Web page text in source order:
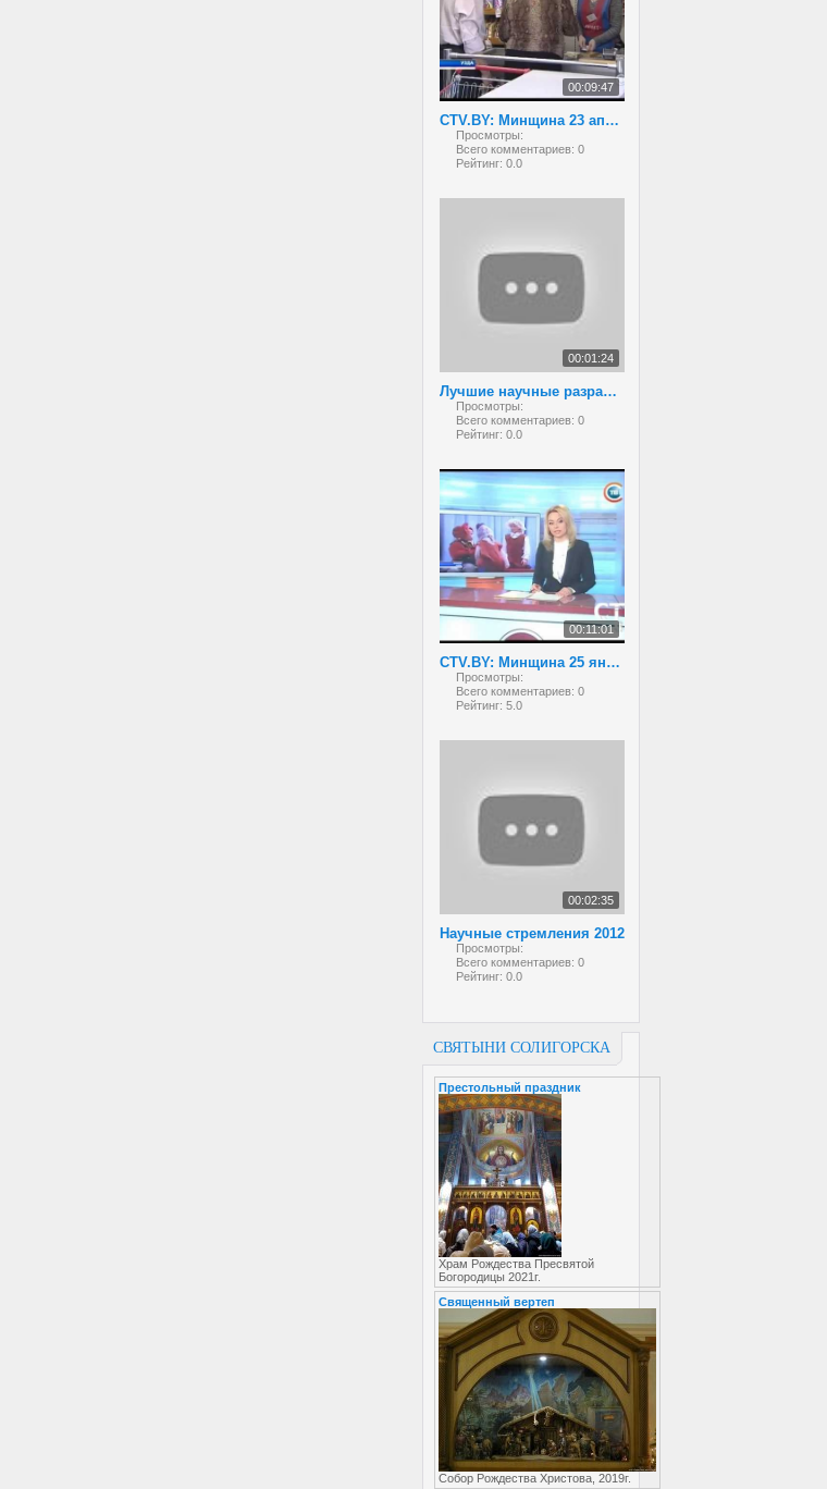
00:09:47
CTV.BY: Минщина 23 апреля 2013
Просмотры:
Всего комментариев: 0
Рейтинг: 0.0
00:01:24
Лучшие научные разработки белорусских школьников
Просмотры:
Всего комментариев: 0
Рейтинг: 0.0
00:11:01
CTV.BY: Минщина 25 января 2013
Просмотры:
Всего комментариев: 0
Рейтинг: 5.0
00:02:35
Научные стремления 2012
Просмотры:
Всего комментариев: 0
Рейтинг: 0.0
СВЯТЫНИ СОЛИГОРСКА
Престольный праздник
Храм Рождества Пресвятой
Богородицы 2021г.
Священный вертеп
Собор Рождества Христова, 2019г.